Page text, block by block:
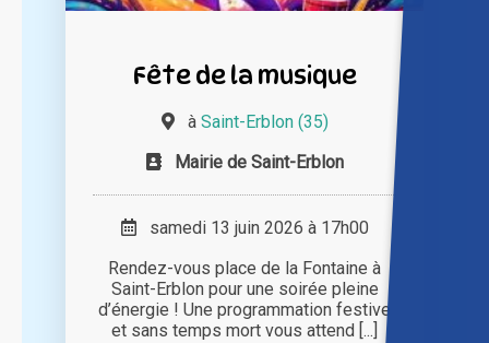
Fête de la musique
à Saint-Erblon (35)
Mairie de Saint-Erblon
samedi 13 juin 2026 à 17h00
Rendez-vous place de la Fontaine à
Saint-Erblon pour une soirée pleine
d’énergie ! Une programmation festive
et sans temps mort vous attend [...]